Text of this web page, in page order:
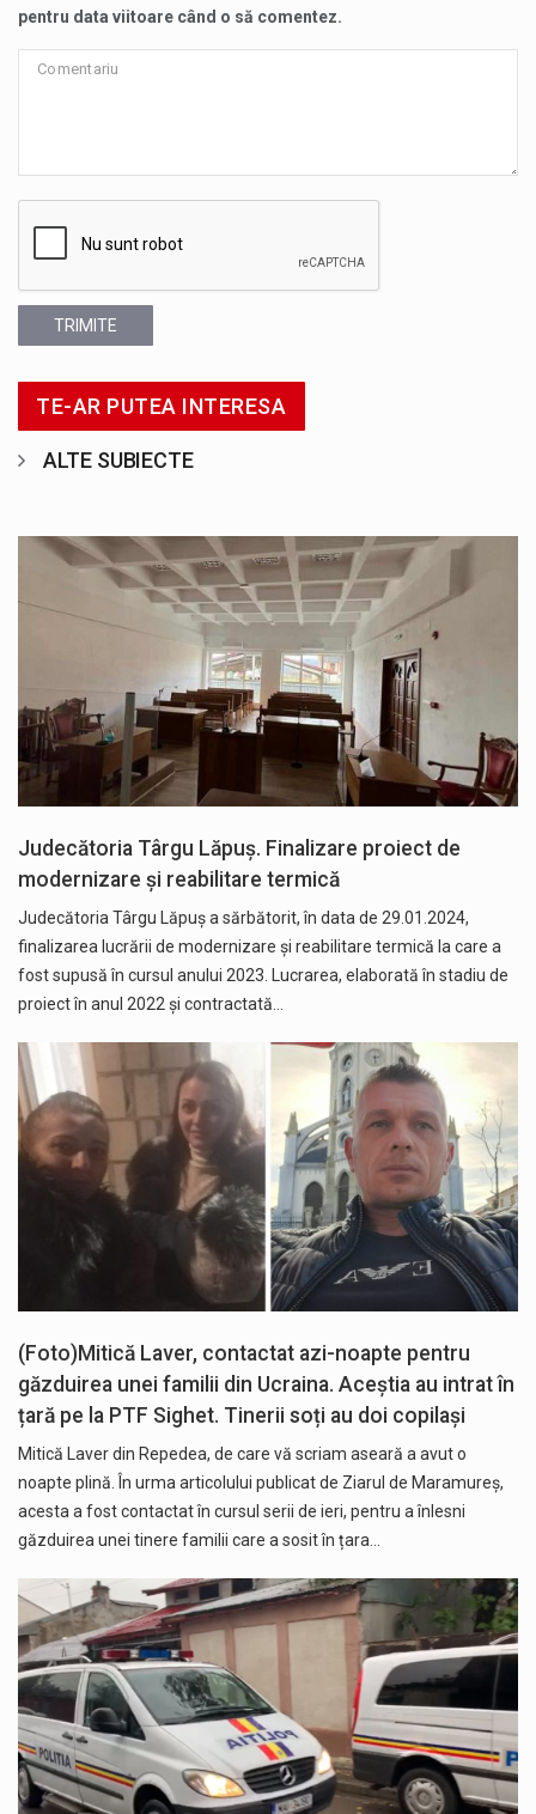
pentru data viitoare când o să comentez.
TRIMITE
TE-AR PUTEA INTERESA
ALTE SUBIECTE
Judecătoria Târgu Lăpuş. Finalizare proiect de
modernizare şi reabilitare termică
Judecătoria Târgu Lăpuş a sărbătorit, în data de 29.01.2024,
finalizarea lucrării de modernizare şi reabilitare termică la care a
fost supusă în cursul anului 2023. Lucrarea, elaborată în stadiu de
proiect în anul 2022 şi contractată…
(Foto)Mitică Laver, contactat azi-noapte pentru
găzduirea unei familii din Ucraina. Aceștia au intrat în
țară pe la PTF Sighet. Tinerii soți au doi copilași
Mitică Laver din Repedea, de care vă scriam aseară a avut o
noapte plină. În urma articolului publicat de Ziarul de Maramureș,
acesta a fost contactat în cursul serii de ieri, pentru a înlesni
găzduirea unei tinere familii care a sosit în țara…